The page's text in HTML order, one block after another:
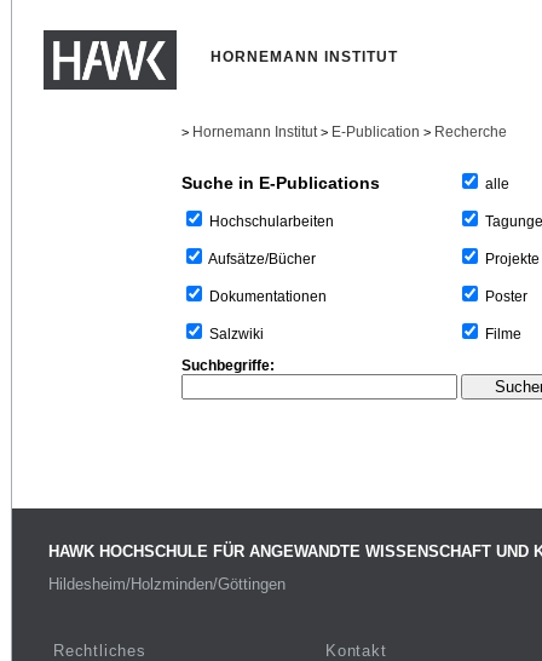
HORNEMANN INSTITUT
> Hornemann Institut > E-Publication > Recherche
Suche in E-Publications
Hochschularbeiten
Aufsätze/Bücher
Dokumentationen
Salzwiki
alle
Projekte
Poster
Filme
Suchbegriffe:
HAWK HOCHSCHULE FÜR ANGEWANDTE WISSENSCHAFT UND
Hildesheim/Holzminden/Göttingen
Rechtliches
Kontakt